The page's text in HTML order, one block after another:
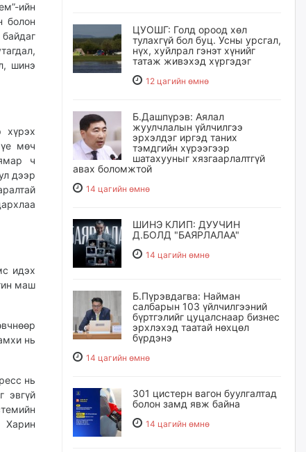
ийн
болон
шинэ
хүрэх
мөч
ч
дээр
идэх
маш
нь
нь
эвгүй
Харин
ЦУОШГ: Голд ороод хөл
тулахгүй бол буц. Усны урсгал,
нүх, хуйлрал гэнэт хүнийг
татаж живэхэд хүргэдэг
12 цагийн өмнө
Б.Дашпүрэв: Аялал
жуулчлалын үйлчилгээ
эрхэлдэг иргэд таних
тэмдгийн хүрээгээр
шатахууныг хязгаарлалтгүй
авах боломжтой
14 цагийн өмнө
ШИНЭ КЛИП: ДУУЧИН
Д.БОЛД "БАЯРЛАЛАА"
14 цагийн өмнө
Б.Пүрэвдагва: Найман
салбарын 103 үйлчилгээний
бүртгэлийг цуцалснаар бизнес
эрхлэхэд таатай нөхцөл
бүрдэнэ
14 цагийн өмнө
301 цистерн вагон буулгалтад
болон замд явж байна
14 цагийн өмнө